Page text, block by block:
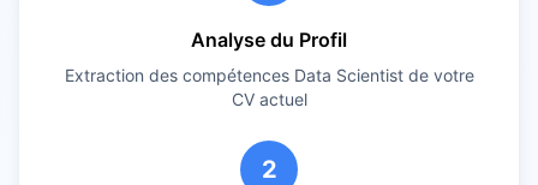
Analyse du Profil
Extraction des compétences Data Scientistde votre
CV actuel
2